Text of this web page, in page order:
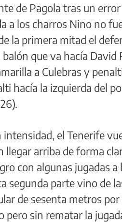
de Pagola tras un
a los charros Nino no
la primera mitad el
que va hacía David
a Culebras y
hacía la izquierda del
el Tenerife
arriba de forma
con algunas jugadas a
segunda parte vino de
de sesenta metros por
pero sin rematar la